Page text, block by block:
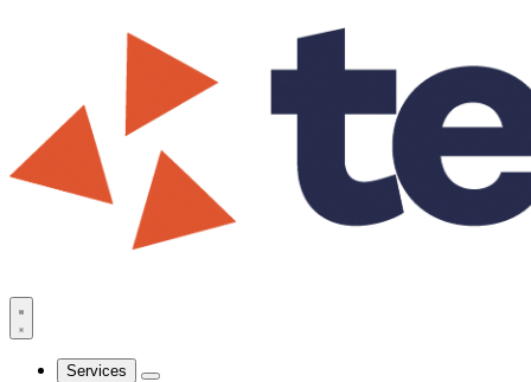
Services